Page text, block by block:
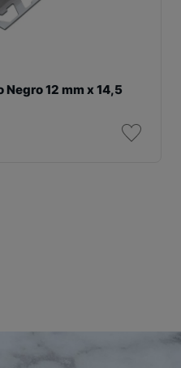
12 mm x 14,5